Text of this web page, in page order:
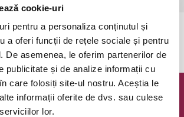
cookie-uri
pentru a personaliza conținutul și
a oferi funcții de rețele sociale și pentru
De asemenea, le oferim partenerilor de
publicitate și de analize informații cu
care folosiți site-ul nostru. Aceștia le
informații oferite de dvs. sau culese
lor.
Evenimentul a expirat.
@ Bilete.ro